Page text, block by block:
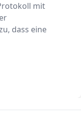
mit
dass eine